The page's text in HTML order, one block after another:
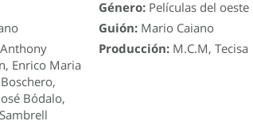
Género: Películas del oeste
Guión: Mario Caiano
Anthony
, Enrico Maria
,
Bódalo,
Producción: M.C.M,Tecisa